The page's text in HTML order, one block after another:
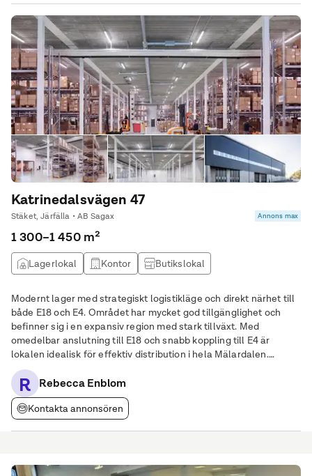
Katrinedalsvägen 47
Stäket, Järfälla • AB Sagax Annons max
1 300–1 450 m²
Lagerlokal Kontor
Butikslokal
Modernt lager med strategiskt logistikläge och direkt närhet till
både E18 och E4. Området har mycket god tillgänglighet och
befinner sig i en expansiv region med stark tillväxt. Med
omedelbar anslutning till E18 och snabb koppling till E4 är
lokalen idealisk för effektiv distribution i hela Mälardalen.
Fastigheten är väl anpassad för tung trafik med smidig
vägaccess som underlättar lastning och
R Rebecca Enblom
Kontakta annonsören